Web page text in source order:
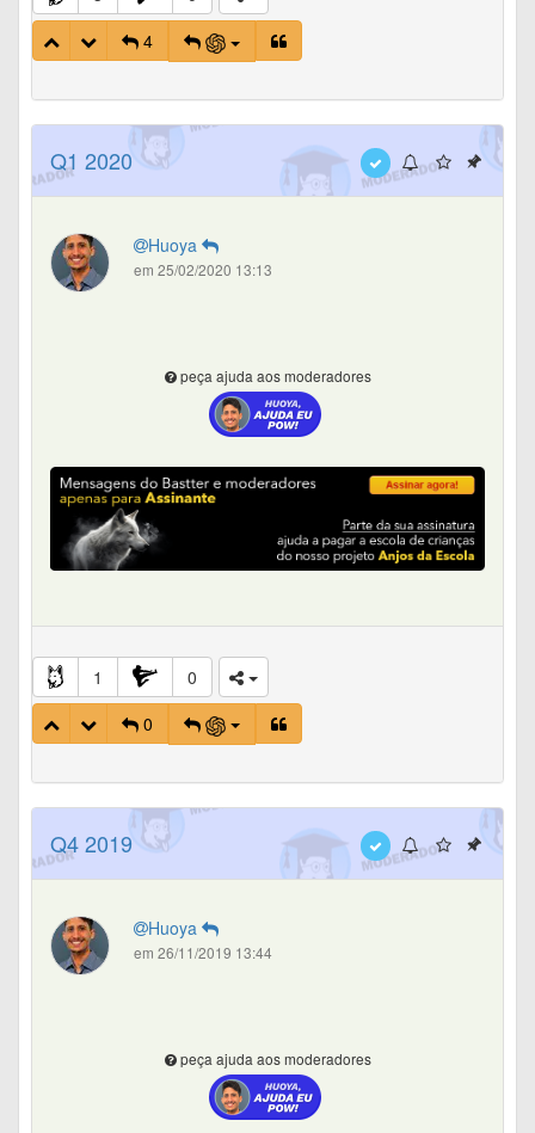
4
Q1 2020
Huoya
em 25/02/2020 13:13
peça ajuda aos moderadores
1
0
0
Q4 2019
Huoya
em 26/11/2019 13:44
peça ajuda aos moderadores